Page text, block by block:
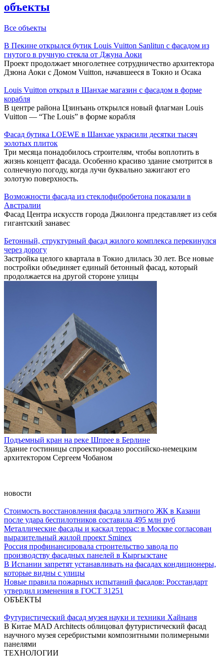
объекты
Все объекты
В Пекине открылся бутик Louis Vuitton Sanlitun с фасадом из
гнутого в ручную стекла от Джуна Аоки
Проект продолжает многолетнее сотрудничество архитектора
Дзюна Аоки с Домом Vuitton, начавшееся в Токио и Осака
Louis Vuitton открыл в Шанхае магазин с фасадом в форме
корабля
В центре района Цзинъань открылся новый флагман Louis
Vuitton — “The Louis” в форме корабля
Фасад бутика LOEWE в Шанхае украсили десятки тысяч
золотых плиток
Три месяца понадобилось строителям, чтобы воплотить в
жизнь концепт фасада. Особенно красиво здание смотрится в
солнечную погоду, когда лучи буквально зажигают его
золотую поверхность.
Возможности фасада из стеклофибробетона показали в
Австралии
Фасад Центра искусств города Джилонга представляет из себя
гигантский занавес
Бетонный, структурный фасад жилого комплекса перекинулся
через дорогу
Застройка целого квартала в Токио длилась 30 лет. Все новые
постройки объединяет единый бетонный фасад, который
продолжается на другой стороне улицы
Подъемный кран на реке Шпрее в Берлине
Здание гостиницы спроектировано российско-немецким
архитектором Сергеем Чобаном
новости
Стоимость восстановления фасада элитного ЖК в Казани
после удара беспилотников составила 495 млн руб
Металлические фасады и каскад террас: в Москве согласован
выразительный жилой проект Sminex
Россия профинансировала строительство завода по
производству фасадных панелей в Кыргызстане
В Испании запретят устанавливать на фасадах кондиционеры,
которые видны с улицы
Новые правила пожарных испытаний фасадов: Росстандарт
утвердил изменения в ГОСТ 31251
ОБЪЕКТЫ
Футуристический фасад музея науки и техники Хайнаня
В Китае MAD Architects облицовал футуристический фасад
научного музея серебристыми композитными полимерными
панелями
ТЕХНОЛОГИИ